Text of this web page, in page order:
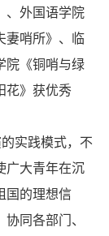
、外国语学院
妻哨所》、临
院《铜哨与绿
花》获优秀
实践模式，不
广大青年在沉
国的理想信
同各部门、